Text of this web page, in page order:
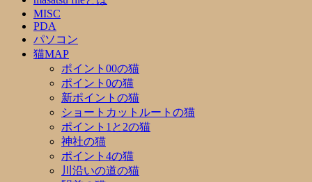
MISC
PDA
パソコン
猫MAP
ポイント00の猫
ポイント0の猫
新ポイントの猫
ショートカットルートの猫
ポイント1と2の猫
神社の猫
ポイント4の猫
川沿いの道の猫